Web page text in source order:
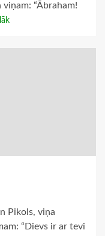
viņam: “Ābraham!
Pikols, viņa
“Dievs ir ar tevi